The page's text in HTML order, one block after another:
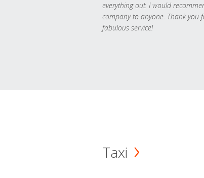
everything out. I would
company to anyone. Thank you
fabulous service!
Taxi